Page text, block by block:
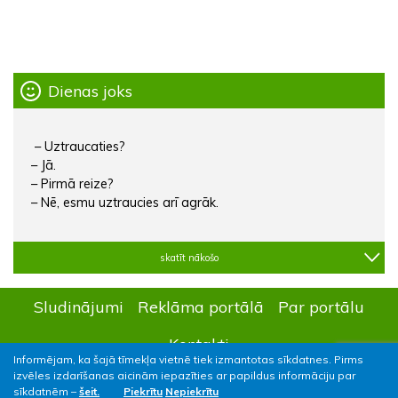
Informējam, ka šajā tīmekļa vietnē tiek izmantotas sīkdatnes. Pirms
izvēles izdarīšanas aicinām iepazīties ar papildus informāciju par
sīkdatnēm – šeit. Piekrītu Nepiekrītu
Dienas joks
– Uztraucaties?
– Jā.
– Pirmā reize?
– Nē, esmu uztraucies arī agrāk.
skatīt nākošo
Sludinājumi Reklāma portālā
Par portālu
Kontakti